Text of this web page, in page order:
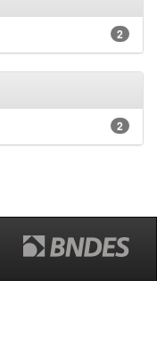
2
2